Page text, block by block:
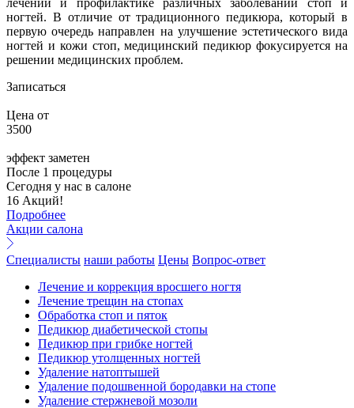
ногтей. В отличие от традиционного педикюра, который в
первую очередь направлен на улучшение эстетического вида
ногтей и кожи стоп, медицинский педикюр фокусируется на
решении медицинских проблем.
Записаться
Цена от
3500
эффект заметен
После 1 процедуры
Сегодня у нас в салоне
16 Акций!
Подробнее
Акции салона
Специалисты наши работы Цены Вопрос-ответ
Лечение и коррекция вросшего ногтя
Лечение трещин на стопах
Обработка стоп и пяток
Педикюр диабетической стопы
Педикюр при грибке ногтей
Педикюр утолщенных ногтей
Удаление натоптышей
Удаление подошвенной бородавки на стопе
Удаление стержневой мозоли